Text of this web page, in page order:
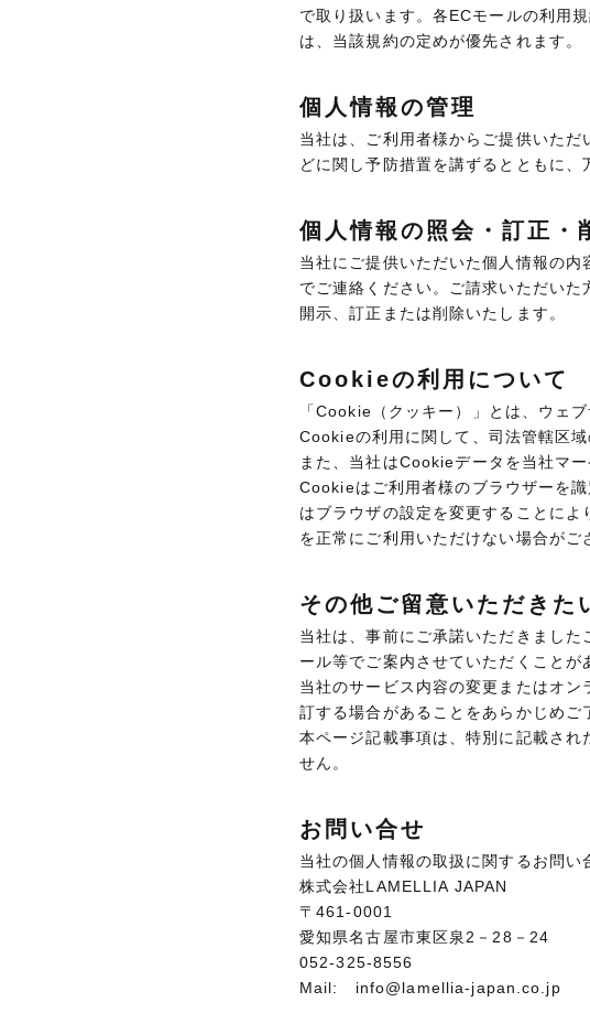
で取り扱います。各ECモールの利用
は、当該規約の定めが優先されます。
個人情報の管理
当社は、ご利用者様からご提供いた
どに関し予防措置を講ずるとともに、
個人情報の照会・訂正・
当社にご提供いただいた個人情報の
でご連絡ください。ご請求いただい
開示、訂正または削除いたします。
Cookieの利用について
「Cookie（クッキー）」とは、ウェ
Cookieの利用に関して、司法管轄区
また、当社はCookieデータを当社マ
Cookieはご利用者様のブラウザーを
はブラウザの設定を変更することに
を正常にご利用いただけない場合がご
その他ご留意いただきた
当社は、事前にご承諾いただきまし
ール等でご案内させていただくことが
当社のサービス内容の変更またはオ
訂する場合があることをあらかじめご
本ページ記載事項は、特別に記載さ
せん。
お問い合せ
当社の個人情報の取扱に関するお問い
株式会社LAMELLIA JAPAN
〒461-0001
愛知県名古屋市東区泉2－28－24
052-325-8556
Mail: info@lamellia-japan.co.jp